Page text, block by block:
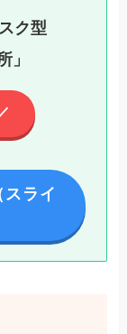
ク型
」
ライ